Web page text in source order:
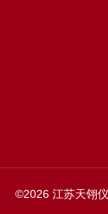
©2026 江苏天翎